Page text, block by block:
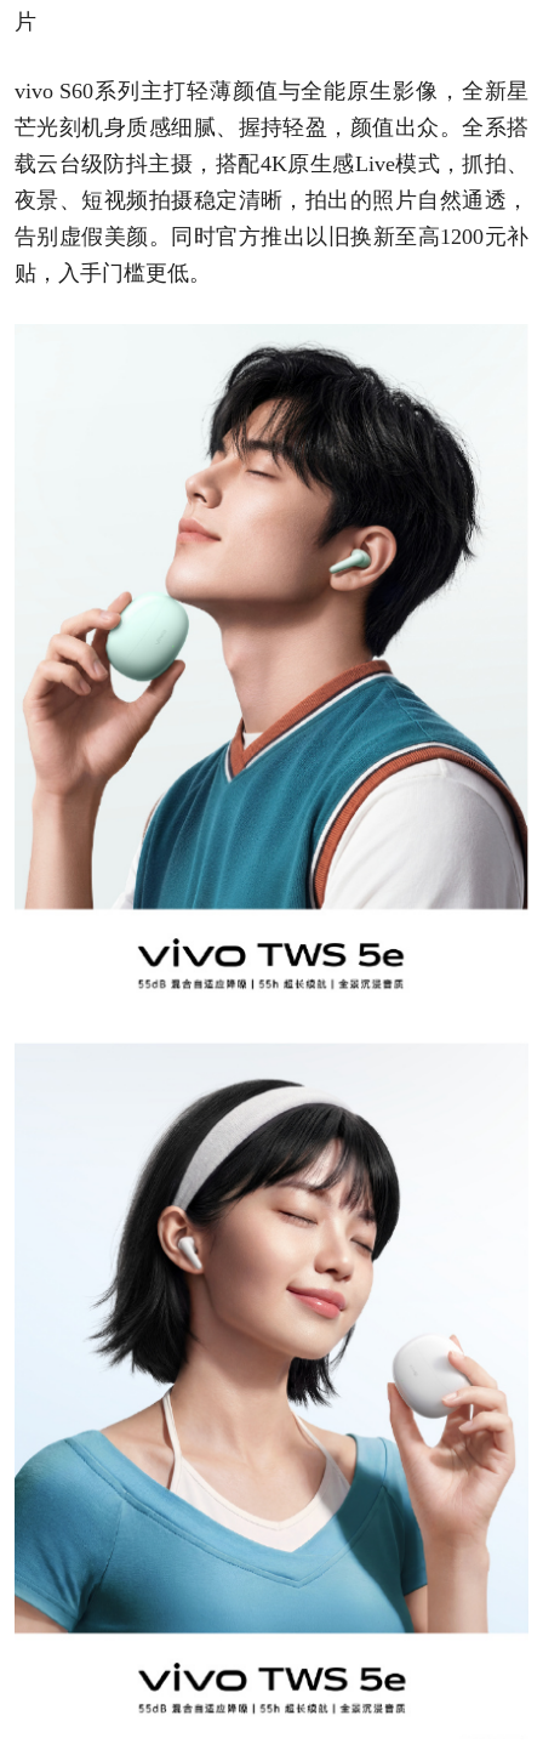
片
vivo S60系列主打轻薄颜值与全能原生影像，全新星
芒光刻机身质感细腻、握持轻盈，颜值出众。全系搭
载云台级防抖主摄，搭配4K原生感Live模式，抓拍、
夜景、短视频拍摄稳定清晰，拍出的照片自然通透，
告别虚假美颜。同时官方推出以旧换新至高1200元补
贴，入手门槛更低。